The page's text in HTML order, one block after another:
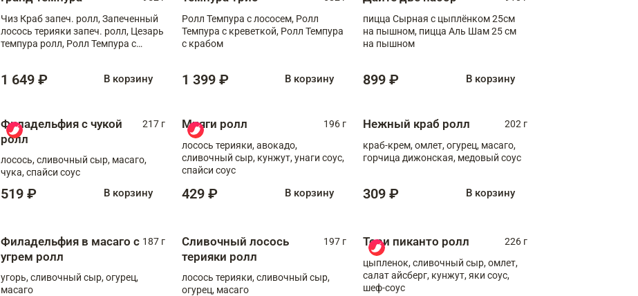
Чиз Краб запеч. ролл, Запеченный
лосось терияки запеч. ролл, Цезарь
темпура ролл, Ролл Темпура с
1 649 ₽ В корзину
Ролл Темпура с лососем, Ролл
Темпура с креветкой, Ролл Темпура
с крабом
1 399 ₽ В корзину
пицца Сырная с цыплёнком 25см
на пышном, пицца Аль Шам 25 см
на пышном
899 ₽ В корзину
Филадельфия с чукой
ролл
217 г
лосось, сливочный сыр, масаго,
чука, спайси соус
519 ₽ В корзину
Мияги ролл
196 г
лосось терияки, авокадо,
сливочный сыр, кунжут, унаги соус,
спайси соус
429 ₽ В корзину
Нежный краб ролл
202 г
краб-крем, омлет, огурец, масаго,
горчица дижонская, медовый соус
309 ₽ В корзину
Филадельфия в масаго с
угрем ролл
187 г
угорь, сливочный сыр, огурец,
масаго
Сливочный лосось
терияки ролл
197 г
лосось терияки, сливочный сыр,
огурец, масаго
Тори пиканто ролл
226 г
цыпленок, сливочный сыр, омлет,
салат айсберг, кунжут, яки соус,
шеф-соус